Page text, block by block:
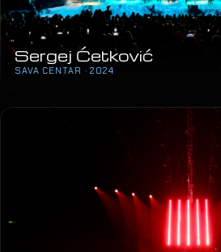
Sergej Ćetković
SAVA CENTAR · 2024